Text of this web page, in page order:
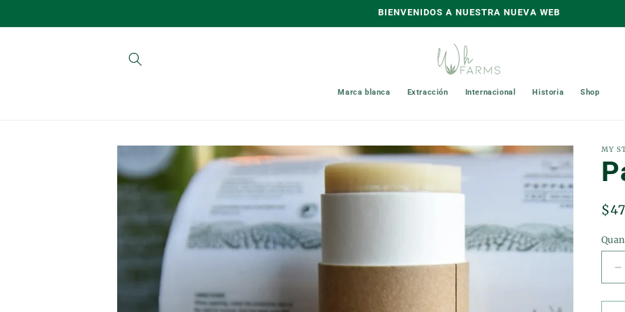
BIENVENIDOS A NUESTRA NUEVA WEB
Marca blanca Extracción Internacional Historia Shop
Skip to
product
information
MY